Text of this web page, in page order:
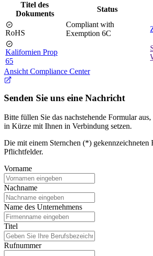
Titel des
Dokuments
Status
RoHS
Compliant with
Exemption 6C
Kalifornien Prop
65
Ansicht Compliance Center
Senden Sie uns eine Nachricht
Bitte füllen Sie das nachstehende Formular
in Kürze mit Ihnen in Verbindung setzen.
Die mit einem Sternchen (*) gekennzeichneten
Pflichtfelder.
Vorname
Nachname
Name des Unternehmens
Titel
Rufnummer